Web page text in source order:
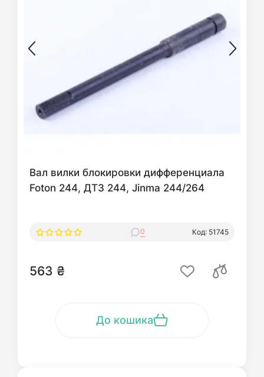
Вал вилки блокировки дифференциала
Foton 244, ДТЗ 244, Jinma 244/264
0 Код: 51745
563 ₴
До кошика